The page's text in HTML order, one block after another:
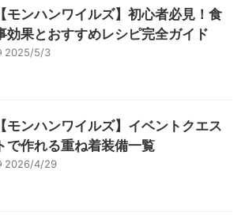
【モンハンワイルズ】初心者必見！食
効果とおすすめレシピ完全ガイド
2025/5/3
【モンハンワイルズ】イベントクエス
で作れる重ね着装備一覧
2026/4/29